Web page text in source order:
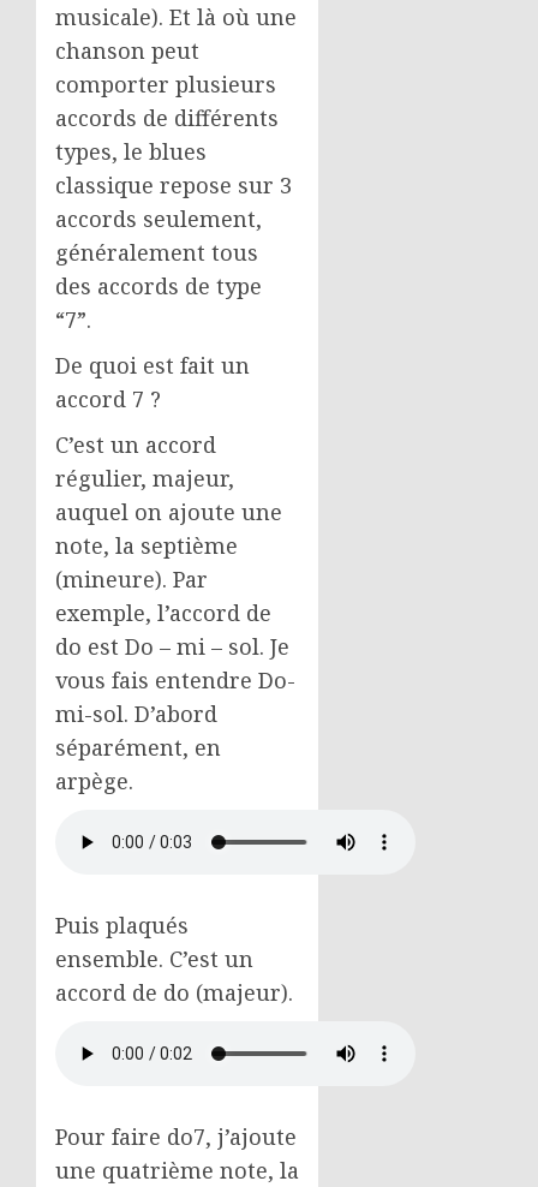
musicale). Et là où une
chanson peut
comporter plusieurs
accords de différents
types, le blues
classique repose sur 3
accords seulement,
généralement tous
des accords de type
“7”.
De quoi est fait un
accord 7 ?
C’est un accord
régulier, majeur,
auquel on ajoute une
note, la septième
(mineure). Par
exemple, l’accord de
do est Do – mi – sol. Je
vous fais entendre Do-
mi-sol. D’abord
séparément, en
arpège.
Puis plaqués
ensemble. C’est un
accord de do (majeur).
Pour faire do7, j’ajoute
une quatrième note, la